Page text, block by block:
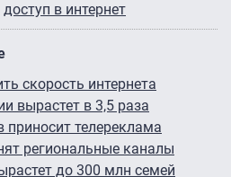
доступ в интернет
скорость интернета
вырастет в 3,5 раза
телереклама
региональные каналы
до 300 млн семей